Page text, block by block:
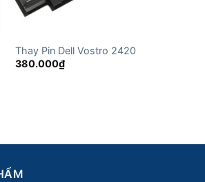
Thay Pin Dell Vostro 2420
380.000₫